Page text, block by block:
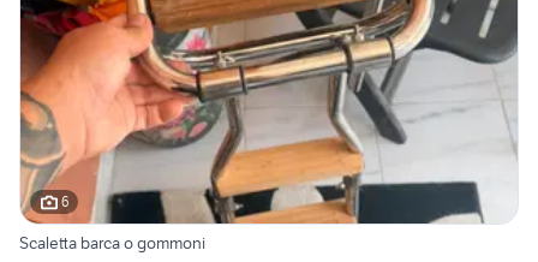
6
Scaletta barca o gommoni